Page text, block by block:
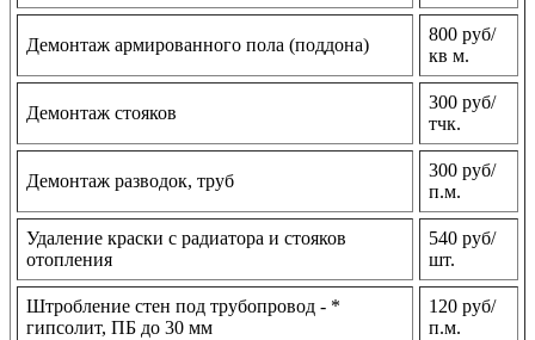
Демонтаж армированного пола (поддона)
800 руб/
кв м.
Демонтаж стояков
300 руб/
тчк.
Демонтаж разводок, труб
300 руб/
п.м.
Удаление краски с радиатора и стояков
отопления
540 руб/
шт.
Штробление стен под трубопровод - *
гипсолит, ПБ до 30 мм
120 руб/
п.м.